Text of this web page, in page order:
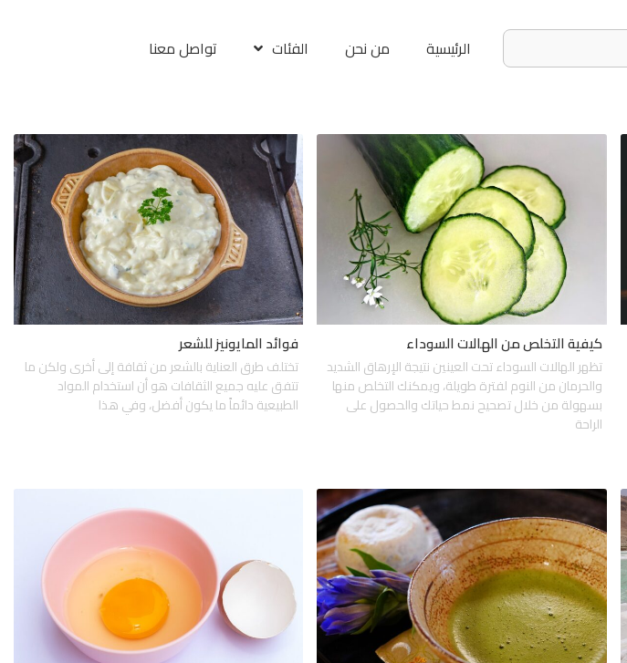
الرئيسية من نحن الفئات تواصل معنا
كيفية التخلص من الهالات السوداء
تظهر الهالات السوداء تحت العينين نتيجة الإرهاق الشديد
والحرمان من النوم لفترة طويلة، ويمكنك التخلص منها
بسهولة من خلال تصحيح نمط حياتك والحصول على
الراحة
فوائد المايونيز للشعر
تختلف طرق العناية بالشعر من ثقافة إلى أخرى ولكن ما
تتفق عليه جميع الثقافات هو أن استخدام المواد
الطبيعية دائماً ما يكون أفضل، وفي هذا